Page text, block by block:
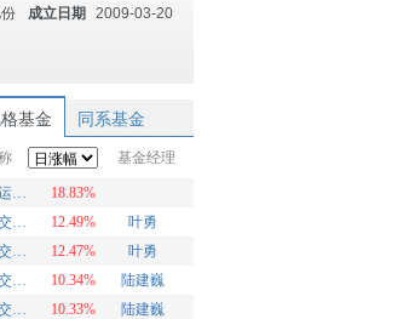
成立日期 2009-03-20
基金 同系基金
基金经理
国金鑫运灵活配置
18.83%
万家北交所慧选两年定期开放混合A
12.49%
叶勇
万家北交所慧选两年定期开放混合C
12.47%
叶勇
泰康北交所精选两年定开混合发起A
10.34%
陆建巍
泰康北交所精选两年定开混合发起C
10.33%
陆建巍